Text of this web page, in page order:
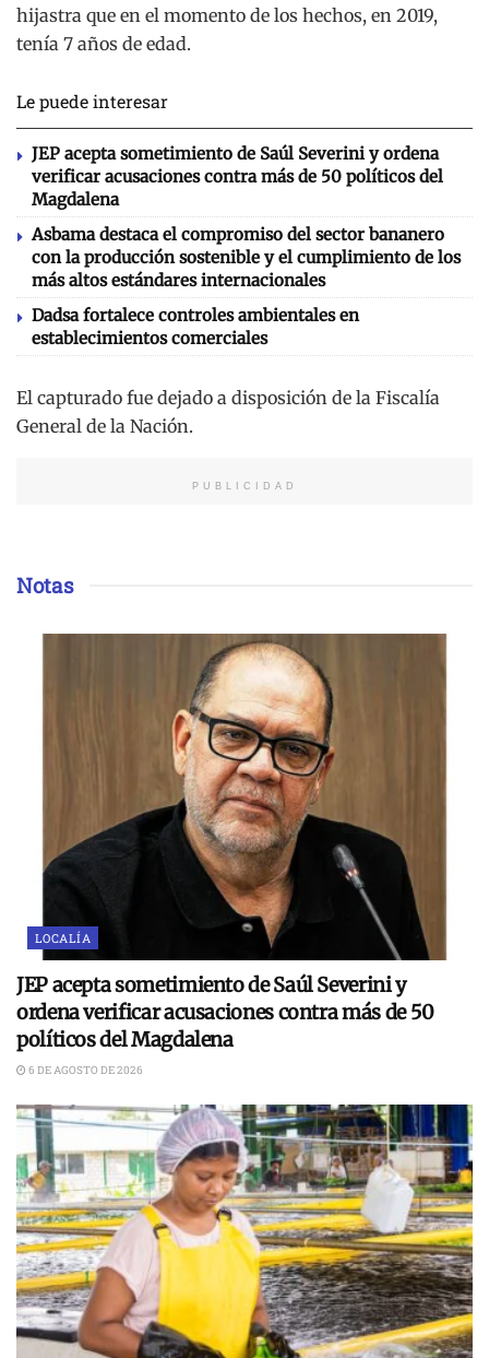
hijastra que en el momento de los hechos, en 2019,
tenía 7 años de edad.
Le puede interesar
JEP acepta sometimiento de Saúl Severini y ordena
verificar acusaciones contra más de 50 políticos del
Magdalena
Asbama destaca el compromiso del sector bananero
con la producción sostenible y el cumplimiento de los
más altos estándares internacionales
Dadsa fortalece controles ambientales en
establecimientos comerciales
El capturado fue dejado a disposición de la Fiscalía
General de la Nación.
PUBLICIDAD
Notas
LOCALÍA
JEP acepta sometimiento de Saúl Severini y
ordena verificar acusaciones contra más de 50
políticos del Magdalena
6 DE AGOSTO DE 2026